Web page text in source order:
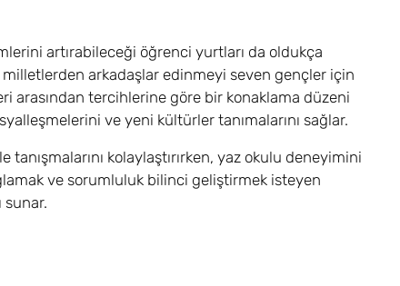
artırabileceği öğrenci yurtları da oldukça
arkadaşlar edinmeyi seven gençler için
arasından tercihlerine göre bir konaklama düzeni
ve yeni kültürler tanımalarını sağlar.
kolaylaştırırken, yaz okulu deneyimini
ve sorumluluk bilinci geliştirmek isteyen
sunar.